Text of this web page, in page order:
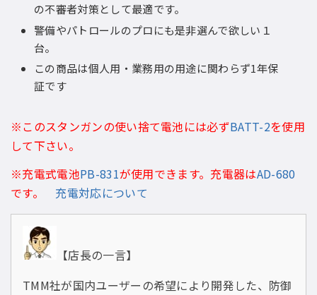
の不審者対策として最適です。
警備やパトロールのプロにも是非選んで欲しい１
台。
この商品は個人用・業務用の用途に関わらず1年保
証です
※このスタンガンの使い捨て電池には必ずBATT-2を使用
して下さい。
※充電式電池PB-831が使用できます。充電器はAD-680
です。 充電対応について
【店長の一言】
TMM社が国内ユーザーの希望により開発した、防御